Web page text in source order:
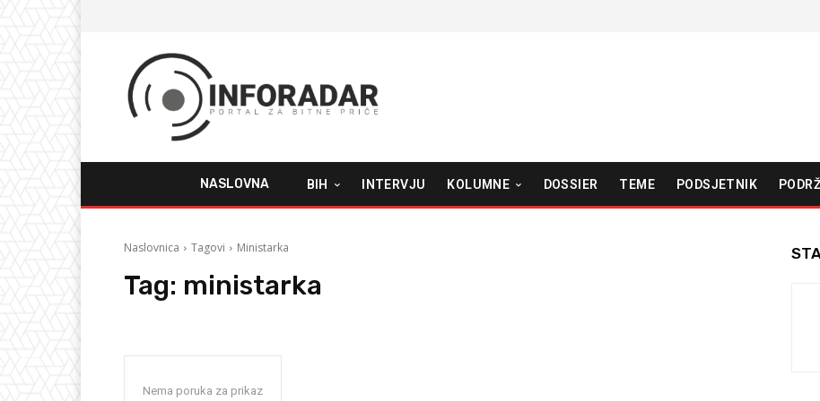
NASLOVNA BIH INTERVJU KOLUMNE DOSSIER TEME PODSJETNIK
Naslovnica Tagovi Ministarka
Tag: ministarka
Nema poruka za prikaz